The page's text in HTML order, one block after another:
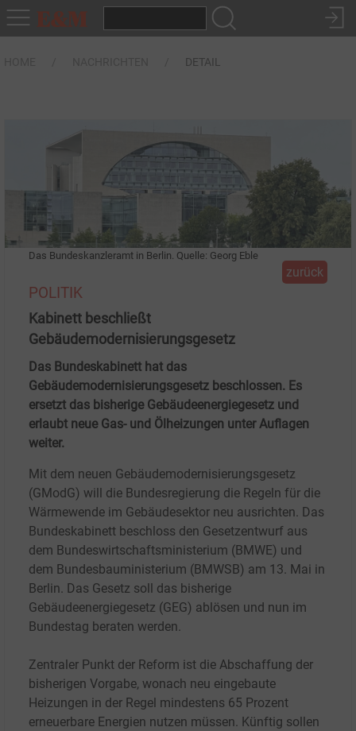
DETAIL
Das Bundeskanzleramt in Berlin. Quelle: Georg Eble
zurück
POLITIK
Kabinett beschließt
Gebäudemodernisierungsgesetz
Das Bundeskabinett hat das
Gebäudemodernisierungsgesetz beschlossen. Es
ersetzt das bisherige Gebäudeenergiegesetz und
erlaubt neue Gas- und Ölheizungen unter Auflagen
weiter.
Mit dem neuen Gebäudemodernisierungsgesetz
(GModG) will die Bundesregierung die Regeln für die
Wärmewende im Gebäudesektor neu ausrichten. Das
Bundeskabinett beschloss den Gesetzentwurf aus
dem Bundeswirtschaftsministerium (BMWE) und
dem Bundesbauministerium (BMWSB) am 13. Mai in
Berlin. Das Gesetz soll das bisherige
Gebäudeenergiegesetz (GEG) ablösen und nun im
Bundestag beraten werden.
Zentraler Punkt der Reform ist die Abschaffung der
bisherigen Vorgabe, wonach neu eingebaute
Heizungen in der Regel mindestens 65 Prozent
erneuerbare Energien nutzen müssen. Künftig sollen